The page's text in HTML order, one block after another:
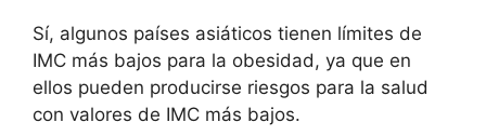
Sí, algunos países asiáticos tienen límites de
IMC más bajos para la obesidad, ya que en
ellos pueden producirse riesgos para la salud
con valores de IMC más bajos.